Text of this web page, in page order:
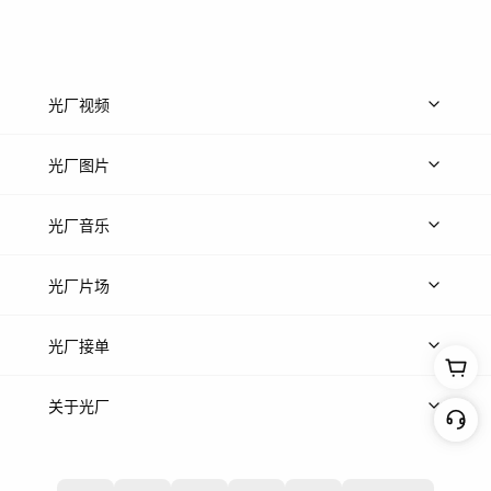
光厂视频
上传视频
光厂图片
上传图片
光厂音乐
热门音乐
光厂片场
上传案例
光厂接单
上架服务
关于光厂